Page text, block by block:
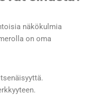
näkökulmia
on oma